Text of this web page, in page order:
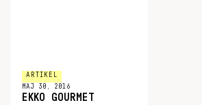
ARTIKEL
MAJ 30, 2016
EKKO GOURMET